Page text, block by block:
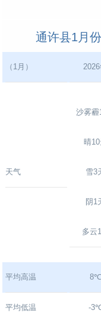
通许县1月
（1月）
天气
沙雾霾
晴
雪3
阴1
多云
平均高温 8℃
平均低温 -